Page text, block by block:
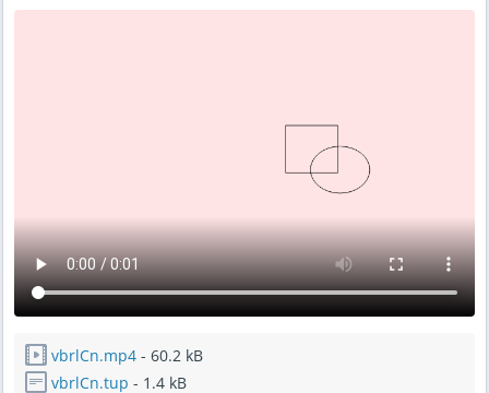
-
vbrlCn.mp4 - 60.2 kB
vbrlCn.tup - 1.4 kB